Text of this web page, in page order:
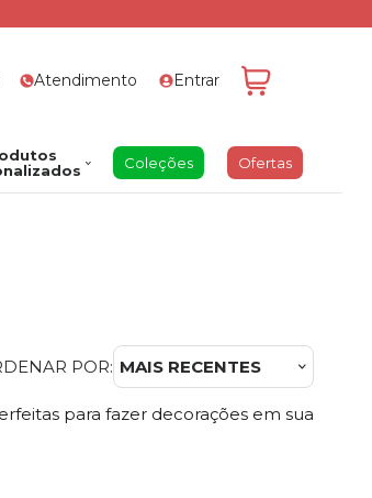
Atendimento Entrar
Coleções Ofertas
POR: MAIS RECENTES
para fazer decorações em sua